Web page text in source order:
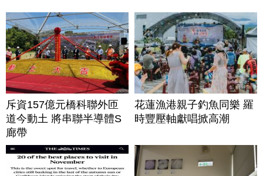
斥資157億元橋科聯外匝
道今動土 將串聯半導體S
廊帶
花蓮漁港親子釣魚同樂 羅
時豐壓軸獻唱掀高潮